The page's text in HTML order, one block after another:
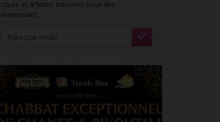
cours et articles, inscrivez-vous dès
maintenant :